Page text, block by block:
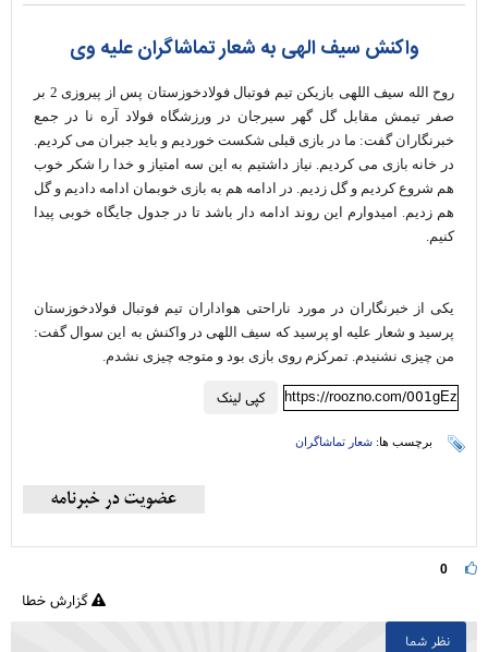
واکنش سیف الهی به شعار تماشاگران علیه وی
روح الله سیف اللهی بازیکن تیم فوتبال فولادخوزستان پس از پیروزی 2 بر
صفر تیمش مقابل گل گهر سیرجان در ورزشگاه فولاد آره نا در جمع
خبرنگاران گفت: ما در بازی قبلی شکست خوردیم و باید جبران می کردیم.
در خانه بازی می کردیم. نیاز داشتیم به این سه امتیاز و خدا را شکر خوب
هم شروع کردیم و گل زدیم. در ادامه هم به بازی خوبمان ادامه دادیم و گل
هم زدیم. امیدوارم این روند ادامه دار باشد تا در جدول جایگاه خوبی پیدا
کنیم.
یکی از خبرنگاران در مورد ناراحتی هواداران تیم فوتبال فولادخوزستان
پرسید و شعار علیه او پرسید که سیف اللهی در واکنش به این سوال گفت:
من چیزی نشنیدم. تمرکزم روی بازی بود و متوجه چیزی نشدم.
کپی لینک https://roozno.com/001gEz
برچسب ها: شعار تماشاگران
0
گزارش خطا
نظر شما